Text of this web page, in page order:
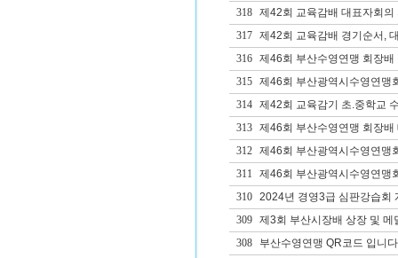
318
제42회 교육감배 대표자회
317
제42회 교육감배 경기순서,
316
제46회 부산수영연맹 회장배
315
제46회 부산광역시수영연맹
314
제42회 교육감기 초.중학교
313
제46회 부산수영연맹 회장
312
제46회 부산광역시수영연맹
311
제46회 부산광역시수영연맹
310
2024년 경영3급 심판강습회
309
제3회 부산시장배 상장 및 메
308
부산수영연맹 QR코드 입니